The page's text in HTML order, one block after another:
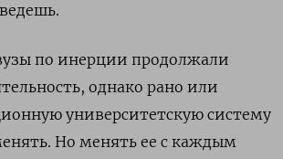
по инерции продолжали
однако рано или
университетскую систему
Но менять ее с каждым